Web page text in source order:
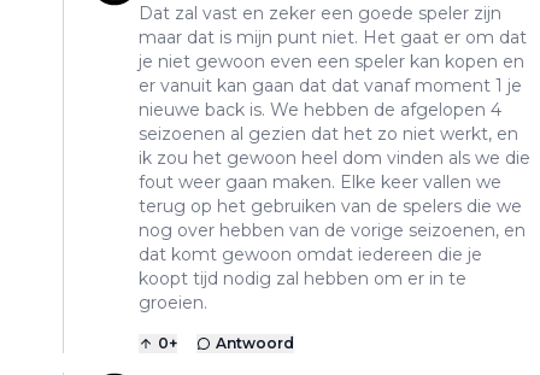
Dat zal vast en zeker een goede speler zijn
maar dat is mijn punt niet. Het gaat er om dat
je niet gewoon even een speler kan kopen en
er vanuit kan gaan dat dat vanaf moment 1 je
nieuwe back is. We hebben de afgelopen 4
seizoenen al gezien dat het zo niet werkt, en
ik zou het gewoon heel dom vinden als we die
fout weer gaan maken. Elke keer vallen we
terug op het gebruiken van de spelers die we
nog over hebben van de vorige seizoenen, en
dat komt gewoon omdat iedereen die je
koopt tijd nodig zal hebben om er in te
groeien.
0+ Antwoord